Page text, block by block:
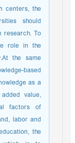
centers, the
should
research. To
role in the
the same
based
as a
value,
factors of
labor and
the